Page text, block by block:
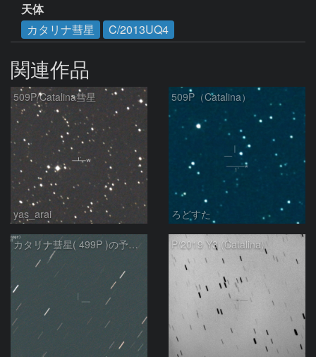
天体
カタリナ彗星
C/2013UQ4
関連作品
509P/Catalina彗星
yas_arai
509P（Catalina）
ろどすた
カタリナ彗星( 499P )の予報位置：2025/04/27 P/2019 Y3 (Catalina)